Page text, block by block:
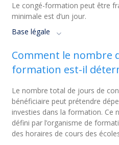
Le congé-formation peut être
minimale est d’un jour.
Base légale
Comment le nombre
formation est-il
Le nombre total de jours de
bénéficiaire peut prétendre
investies dans la formation. Ce
défini par l’organisme de
des horaires de cours des